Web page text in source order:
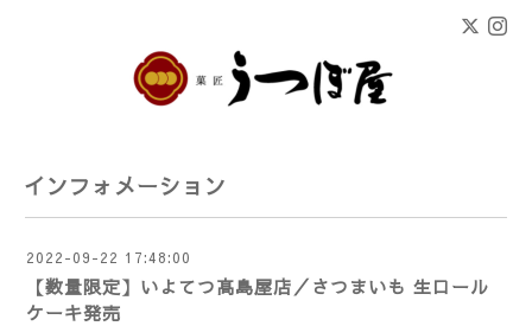
インフォメーション
2022-09-22 17:48:00
【数量限定】いよてつ髙島屋店／さつまいも 生ロール
ケーキ発売